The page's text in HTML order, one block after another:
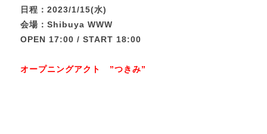
日程：2023/1/15(水)
会場：Shibuya WWW
OPEN 17:00 / START 18:00
オープニングアクト ”つきみ”